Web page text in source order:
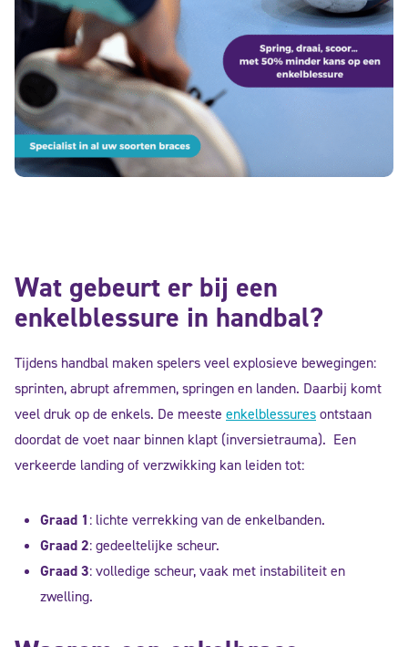
Wat gebeurt er bij een
enkelblessure in handbal?
Tijdens handbal maken spelers veel explosieve bewegingen:
sprinten, abrupt afremmen, springen en landen. Daarbij komt
veel druk op de enkels. De meeste enkelblessuresontstaan
doordat de voet naar binnen klapt (inversietrauma). Een
verkeerde landing of verzwikking kan leiden tot:
Graad 1: lichte verrekking van de enkelbanden.
Graad 2: gedeeltelijke scheur.
Graad 3: volledige scheur, vaak met instabiliteit en
zwelling.